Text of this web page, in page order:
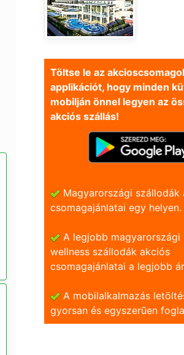
Töltse le az
applikációt, hogy minden
mobilján önnel legyen az
akciós szállás!
Magyarországi szállodák
csomagajánlatai egy helyen.
A legjobb magyarországi
wellness szállodák akciós
csomagajánlatai a legjobb
A mobilalkalmazás
gyorsan és egyszerũen